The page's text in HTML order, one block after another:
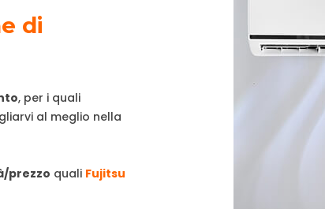
di
, per i quali
al meglio nella
prezzo quali Fujitsu